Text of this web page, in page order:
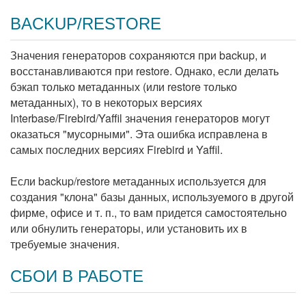
BACKUP/RESTORE
Значения генераторов сохраняются при backup, и
восстанавливаются при restore. Однако, если делать
бэкап только метаданных (или restore только
метаданных), то в некоторых версиях
Interbase/Firebird/Yaffil значения генераторов могут
оказаться "мусорными". Эта ошибка исправлена в
самых последних версиях Firebird и Yaffil.
Если backup/restore метаданных используется для
создания "клона" базы данных, используемого в другой
фирме, офисе и т. п., то вам придется самостоятельно
или обнулить генераторы, или установить их в
требуемые значения.
СБОИ В РАБОТЕ